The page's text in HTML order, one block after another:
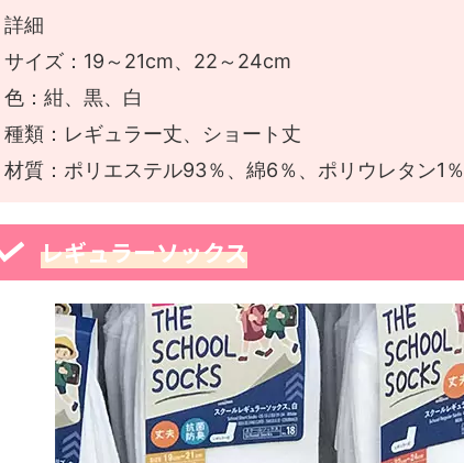
詳細
サイズ：19～21cm、22～24cm
色：紺、黒、白
種類：レギュラー丈、ショート丈
材質：ポリエステル93％、綿6％、ポリウレタン1％
レギュラーソックス